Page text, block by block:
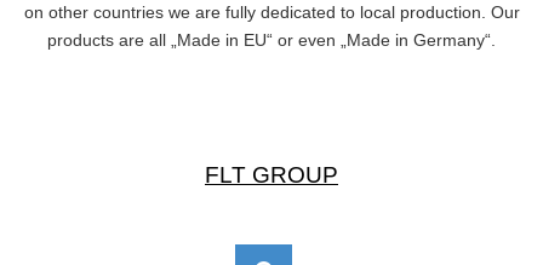
on other countries we are fully dedicated to local production. Our
products are all „Made in EU“ or even „Made in Germany“.
FLT GROUP